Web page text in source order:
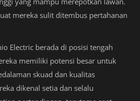
mereka sulit ditembus pertahanan
Electric berada di posisi tengah
memiliki potensi besar untuk
skuad dan kualitas
dikenal setia dan selalu